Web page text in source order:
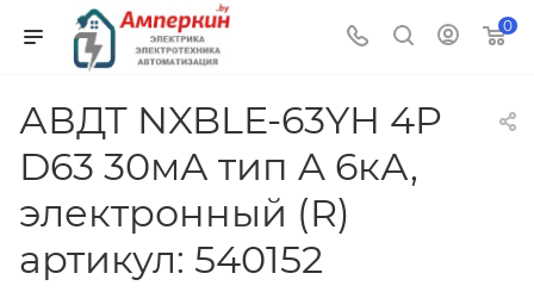
0
АВДТ NXBLE-63YH 4P
D63 30мА тип A 6кА,
электронный (R)
артикул: 540152